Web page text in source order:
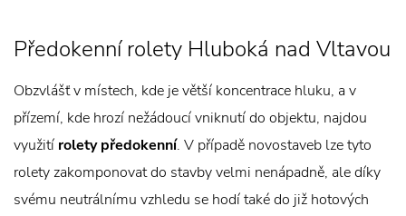
Předokenní rolety Hluboká nad Vltavou
Obzvlášť v místech, kde je větší koncentrace hluku, a v
přízemí, kde hrozí nežádoucí vniknutí do objektu, najdou
využití rolety předokenní. V případě novostaveb lze tyto
rolety zakomponovat do stavby velmi nenápadně, ale díky
svému neutrálnímu vzhledu se hodí také do již hotových